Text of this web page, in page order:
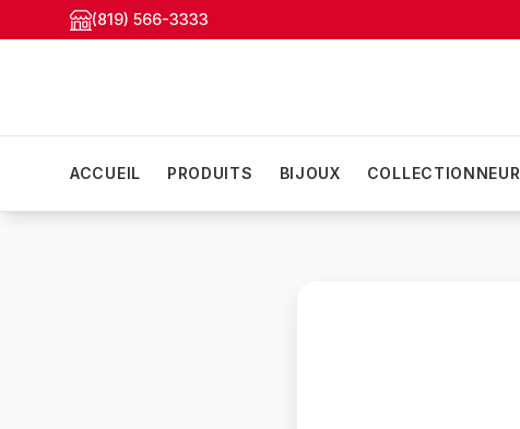
(819) 566-3333
ACCUEIL PRODUITS BIJOUX COLLECTIONNEUR